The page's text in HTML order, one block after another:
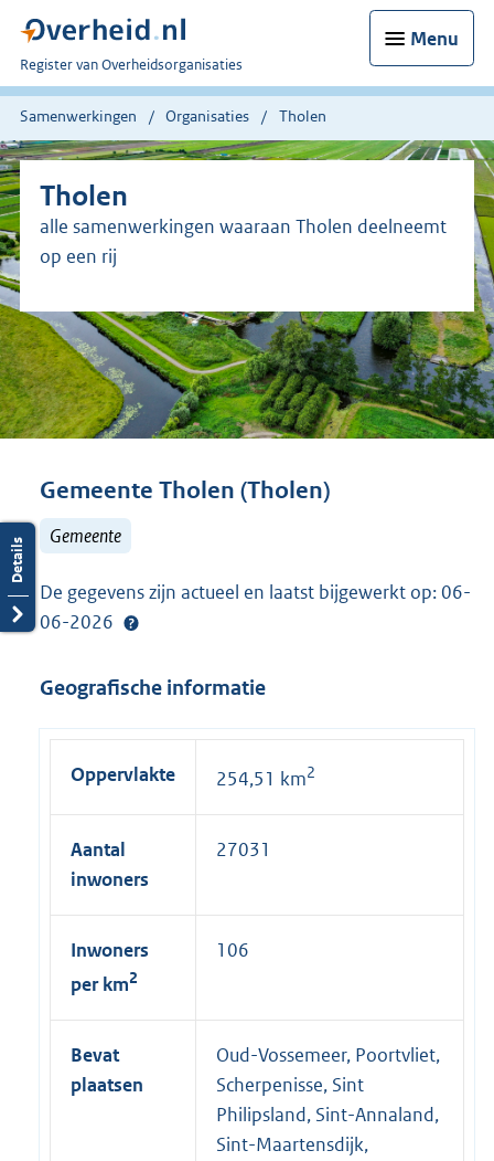
Menu
U
bent
nu
Register van Overheidsorganisaties
Samenwerkingen Organisaties Tholen
Tholen
alle samenwerkingen waaraan Tholen deelneemt
op een rij
Gemeente Tholen (Tholen)
Gemeente
De gegevens zijn actueel en laatst bijgewerkt op: 06-
06-2026
Geografische informatie
Oppervlakte 254,51 km2
Aantal
inwoners
27031
Inwoners
per km2
106
Bevat
plaatsen
Oud-Vossemeer, Poortvliet,
Scherpenisse, Sint
Philipsland, Sint-Annaland,
Sint-Maartensdijk,